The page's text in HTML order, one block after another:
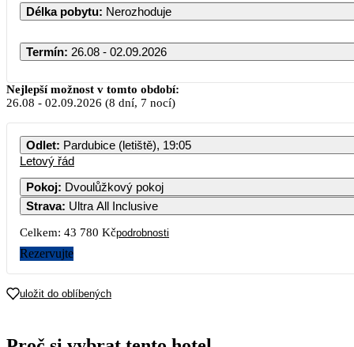
Délka pobytu: Nerozhoduje
Termín: 26.08 - 02.09.2026
Srpen 2026
PO ÚT ST ČT PÁ
Nejlepší možnost v tomto období:
26.08 - 02.09.2026 (8 dní, 7 nocí)
Odlet: Pardubice (letiště), 19:05
Letový řád
Pokoj: Dvoulůžkový pokoj
Strava: Ultra All Inclusive
Celkem: 43 780 Kčpodrobnosti
Rezervujte
uložit do oblíbených